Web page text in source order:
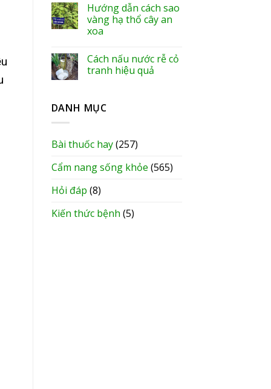
Hướng dẫn cách sao
vàng hạ thổ cây an
xoa
Cách nấu nước rễ cỏ
tranh hiệu quả
DANH MỤC
Bài thuốc hay(257)
Cẩm nang sống khỏe (565)
Hỏi đáp (8)
Kiến thức bệnh (5)